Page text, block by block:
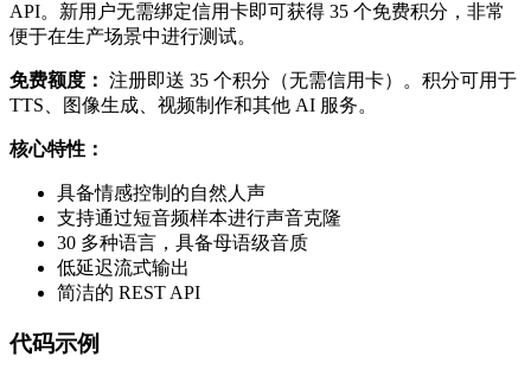
API。新用户无需绑定信用卡即可获得 35 个免费积分，非常
便于在生产场景中进行测试。
免费额度： 注册即送 35 个积分（无需信用卡）。积分可用于
TTS、图像生成、视频制作和其他 AI 服务。
核心特性：
具备情感控制的自然人声
支持通过短音频样本进行声音克隆
30 多种语言，具备母语级音质
低延迟流式输出
简洁的 REST API
代码示例